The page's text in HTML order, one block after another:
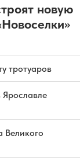
новую
тротуаров
Ярославле
Великого